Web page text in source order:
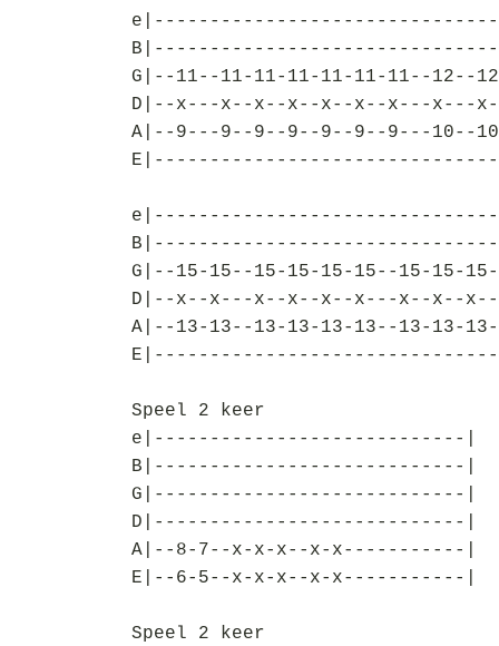
G|--11--11-11-11-11-11-11--12--
D|--x---x--x--x--x--x--x---x---
A|--9---9--9--9--9--9--9---10--10-
G|--15-15--15-15-15-15--15-15-
D|--x--x---x--x--x--x---x--x--
A|--13-13--13-13-13-13--13-13-
Speel 2 keer
e|----------------------------|
B|----------------------------|
G|----------------------------|
D|----------------------------|
A|--8-7--x-x-x--x-x-----------|
E|--6-5--x-x-x--x-x-----------|
Speel 2 keer